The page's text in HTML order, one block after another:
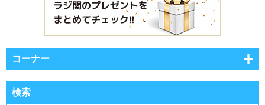
コーナー
検索